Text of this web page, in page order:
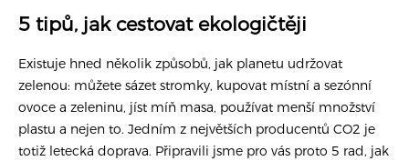
5 tipů, jak cestovat ekologičtěji
Existuje hned několik způsobů, jak planetu udržovat
zelenou: můžete sázet stromky, kupovat místní a sezónní
ovoce a zeleninu, jíst míň masa, používat menší množství
plastu a nejen to. Jedním z největších producentů CO2 je
totiž letecká doprava. Připravili jsme pro vás proto 5 rad, jak